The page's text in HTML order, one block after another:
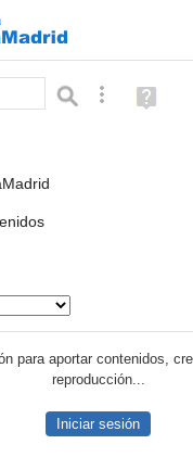
BúsquedaAyuda
(en
para aportar contenidos,
reproducción...
Iniciar sesión